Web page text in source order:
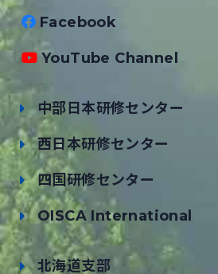
Facebook
YouTube Channel
中部日本研修センター
西日本研修センター
四国研修センター
OISCA International
北海道支部